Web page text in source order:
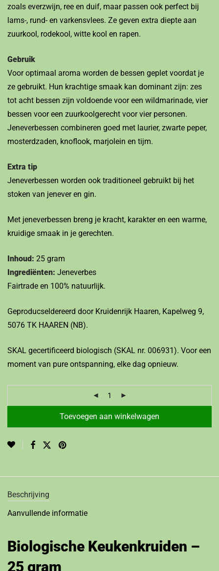
zoals everzwijn, ree en duif, maar passen ook perfect bij
lams-, rund- en varkensvlees. Ze geven extra diepte aan
zuurkool, rodekool, witte kool en rapen.
Gebruik
Voor optimaal aroma worden de bessen geplet voordat je
ze gebruikt. Hun krachtige smaak kan dominant zijn: zes
tot acht bessen zijn voldoende voor een wildmarinade, vier
bessen voor een zuurkoolgerecht voor vier personen.
Jeneverbessen combineren goed met laurier, zwarte peper,
mosterdzaden, knoflook, marjolein en tijm.
Extra tip
Jeneverbessen worden ook traditioneel gebruikt bij het
stoken van jenever en gin.
Met jeneverbessen breng je kracht, karakter en een warme,
kruidige smaak in je gerechten.
Inhoud: 25 gram
Ingrediënten: Jeneverbes
Fairtrade en 100% natuurlijk.
Geproducseldereerd door Kruidenrijk Haaren, Kapelweg 9,
5076 TK HAAREN (NB).
SKAL gecertificeerd biologisch (SKAL nr. 006931). Voor een
moment van pure ontspanning, elke dag opnieuw.
Toevoegen aan winkelwagen
Beschrijving
Aanvullende informatie
Biologische Keukenkruiden –
25 gram